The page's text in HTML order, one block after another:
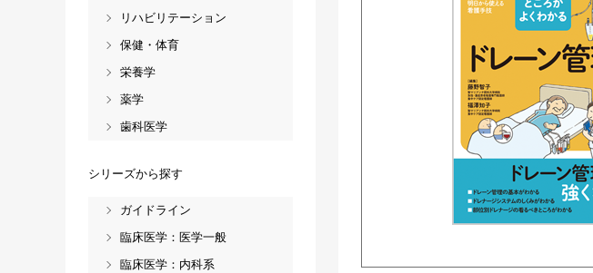
リハビリテーション
保健・体育
栄養学
薬学
歯科医学
シリーズから探す
ガイドライン
臨床医学：医学一般
臨床医学：内科系